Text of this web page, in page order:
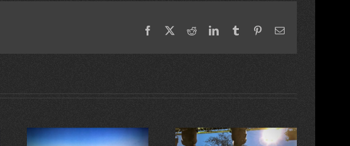
Facebook RedditLinkedInTumblr PinterestEmail